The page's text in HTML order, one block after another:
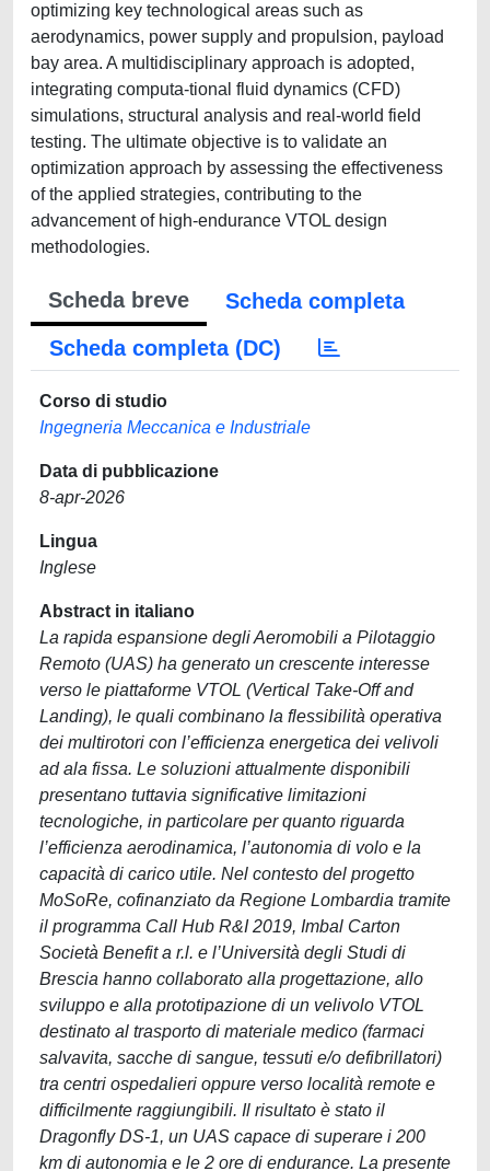
optimizing key technological areas such as
aerodynamics, power supply and propulsion, payload
bay area. A multidisciplinary approach is adopted,
integrating computa-tional fluid dynamics (CFD)
simulations, structural analysis and real-world field
testing. The ultimate objective is to validate an
optimization approach by assessing the effectiveness
of the applied strategies, contributing to the
advancement of high-endurance VTOL design
methodologies.
Scheda breve
Scheda completa
Scheda completa (DC)
Corso di studio
Ingegneria Meccanica e Industriale
Data di pubblicazione
8-apr-2026
Lingua
Inglese
Abstract in italiano
La rapida espansione degli Aeromobili a Pilotaggio
Remoto (UAS) ha generato un crescente interesse
verso le piattaforme VTOL (Vertical Take-Off and
Landing), le quali combinano la flessibilità operativa
dei multirotori con l’efficienza energetica dei velivoli
ad ala fissa. Le soluzioni attualmente disponibili
presentano tuttavia significative limitazioni
tecnologiche, in particolare per quanto riguarda
l’efficienza aerodinamica, l’autonomia di volo e la
capacità di carico utile. Nel contesto del progetto
MoSoRe, cofinanziato da Regione Lombardia tramite
il programma Call Hub R&I 2019, Imbal Carton
Società Benefit a r.l. e l’Università degli Studi di
Brescia hanno collaborato alla progettazione, allo
sviluppo e alla prototipazione di un velivolo VTOL
destinato al trasporto di materiale medico (farmaci
salvavita, sacche di sangue, tessuti e/o defibrillatori)
tra centri ospedalieri oppure verso località remote e
difficilmente raggiungibili. Il risultato è stato il
Dragonfly DS-1, un UAS capace di superare i 200
km di autonomia e le 2 ore di endurance. La presente